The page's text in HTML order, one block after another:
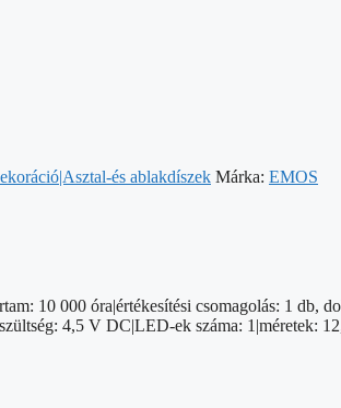
és ablakdíszek Márka: EMOS
10 000 óra|értékesítési csomagolás: 1
4,5 V DC|LED-ek száma: 1|méretek: